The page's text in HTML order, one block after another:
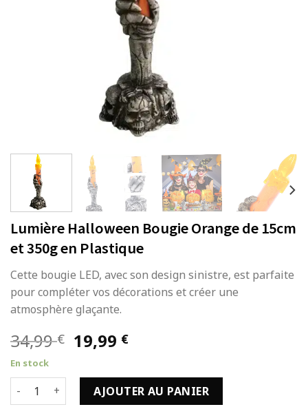
Lumière Halloween Bougie Orange de 15cm
et 350g en Plastique
Cette bougie LED, avec son design sinistre, est parfaite
pour compléter vos décorations et créer une
atmosphère glaçante.
34,99€ Le
prix
initial
était :
34,99 €.
19,99 €Le
actuel
est :
19,99 €.
En stock
quantité de Lumière Halloween Bougie Orange de 15cm et
AJOUTER AU PANIER